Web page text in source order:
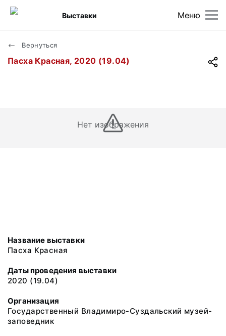
Меню
Выставки
Вернуться
Пасха Красная, 2020 (19.04)
Нет изображения
Название выставки
Пасха Красная
Даты проведения выставки
2020 (19.04)
Организация
Государственный Владимиро-Суздальский музей-
заповедник